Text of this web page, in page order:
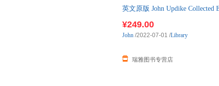
英文原版 John Updike
¥249.00
瑞雅图书专营店
John /2022-07-01 /Library